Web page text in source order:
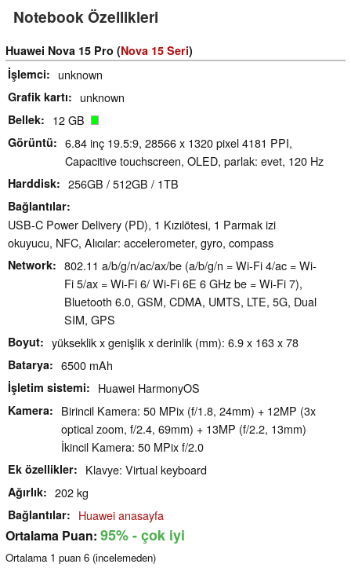
Notebook Özellikleri
Huawei Nova 15 Pro (Nova 15 Seri)
İşlemci
unknown
Grafik kartı unknown
Bellek 12 GB
Görüntü
6.84 inç 19.5:9, 28566 x 1320 pixel 4181 PPI,
Capacitive touchscreen, OLED, parlak: evet, 120 Hz
Harddisk 256GB / 512GB / 1TB
Bağlantılar
USB-C Power Delivery (PD), 1 Kızılötesi, 1 Parmak izi
okuyucu, NFC, Alıcılar: accelerometer, gyro, compass
Network
802.11 a/​b/​g/​n/​ac/​ax/​be (a/b/g/n = Wi-Fi 4/ac = Wi-
Fi 5/ax = Wi-Fi 6/ Wi-Fi 6E 6 GHz be = Wi-Fi 7),
Bluetooth 6.0, GSM, CDMA, UMTS, LTE, 5G, Dual
SIM, GPS
Boyut yükseklik x genişlik x derinlik (mm): 6.9 x 163 x 78
Batarya 6500 mAh
İşletim sistemi Huawei HarmonyOS
Kamera
Birincil Kamera: 50 MPix (f/1.8, 24mm) + 12MP (3x
optical zoom, f/2.4, 69mm) + 13MP (f/2.2, 13mm)
İkincil Kamera: 50 MPix f/2.0
Ek özellikler Klavye: Virtual keyboard
Ağırlık 202 kg
Bağlantılar Huawei anasayfa
Ortalama Puan: 95%- çok iyi
Ortalama 1 puan 6 (incelemeden)